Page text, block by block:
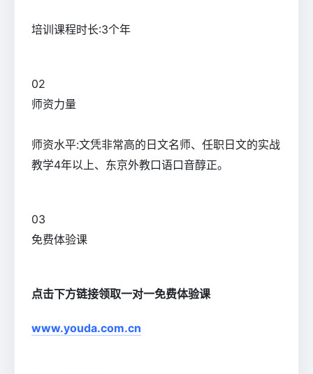
培训课程时长:3个年
02
师资力量
师资水平:文凭非常高的日文名师、任职日文的实战
教学4年以上、东京外教口语口音醇正。
03
免费体验课
点击下方链接领取一对一免费体验课
www.youda.com.cn